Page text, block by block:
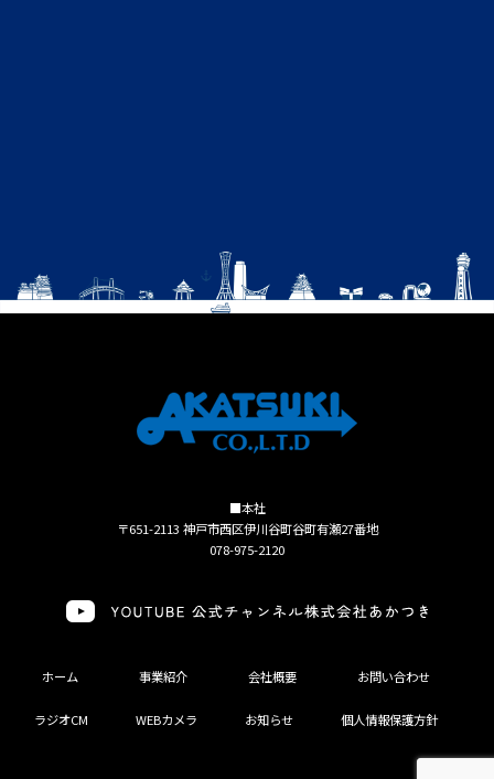
■本社
〒651-2113 神戸市西区伊川谷町谷町有瀬27番地
078-975-2120
ホーム 事業紹介 会社概要 お問い合わせ
ラジオCM WEBカメラ お知らせ 個人情報保護方針